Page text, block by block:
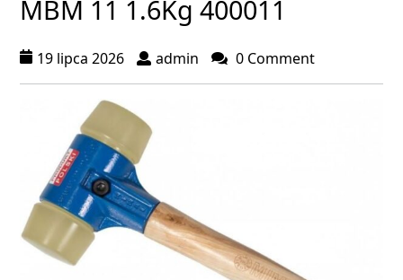
MBM 11 1.6Kg 400011
19 lipca 2026 admin 0 Comment